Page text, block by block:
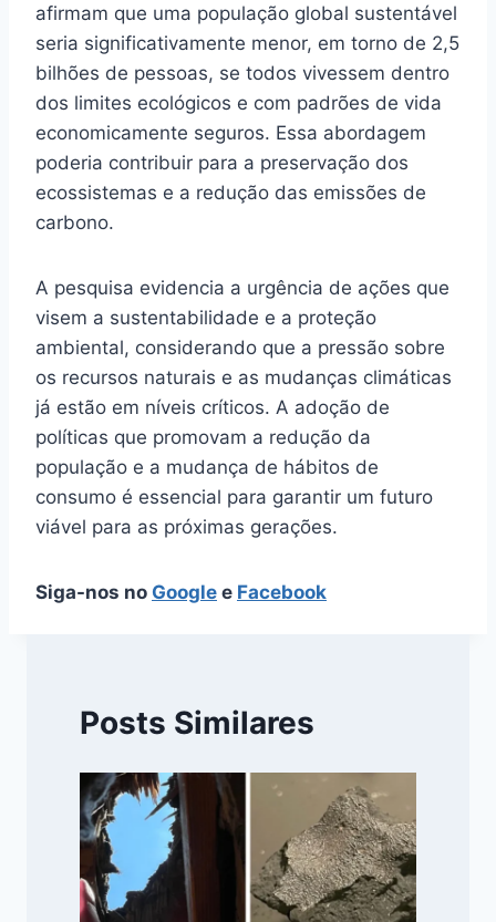
afirmam que uma população global sustentável
seria significativamente menor, em torno de 2,5
bilhões de pessoas, se todos vivessem dentro
dos limites ecológicos e com padrões de vida
economicamente seguros. Essa abordagem
poderia contribuir para a preservação dos
ecossistemas e a redução das emissões de
carbono.
A pesquisa evidencia a urgência de ações que
visem a sustentabilidade e a proteção
ambiental, considerando que a pressão sobre
os recursos naturais e as mudanças climáticas
já estão em níveis críticos. A adoção de
políticas que promovam a redução da
população e a mudança de hábitos de
consumo é essencial para garantir um futuro
viável para as próximas gerações.
Siga-nos no Google e Facebook
Posts Similares